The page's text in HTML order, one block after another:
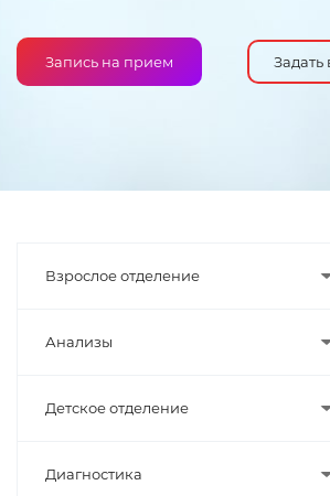
Запись на прием Задать
Взрослое отделение
Анализы
Детское отделение
Диагностика